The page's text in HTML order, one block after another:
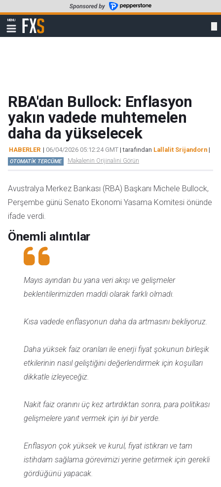
to
main
content
MENU
Show
navigation
FXStreet
RBA'dan Bullock: Enflasyon
yakın vadede muhtemelen
daha da yükselecek
HABERLER | 06/04/2026 05:12:24 GMT | tarafından Lallalit Srijandorn |
OTOMATİK TERCÜME Makalenin Orijinalini Görün
Avustralya Merkez Bankası (RBA) Başkanı Michele Bullock,
Perşembe günü Senato Ekonomi Yasama Komitesi önünde
ifade verdi.
Önemli alıntılar
Mayıs ayından bu yana veri akışı ve gelişmeler
beklentilerimizden maddi olarak farklı olmadı.
Kısa vadede enflasyonun daha da artmasını bekliyoruz.
Daha yüksek faiz oranları ile enerji fiyat şokunun birleşik
etkilerinin nasıl geliştiğini değerlendirmek için koşulları
dikkatle izleyeceğiz.
Nakit faiz oranını üç kez artırdıktan sonra, para politikası
gelişmelere yanıt vermek için iyi bir yerde.
Enflasyon çok yüksek ve kurul, fiyat istikrarı ve tam
istihdam sağlama görevimizi yerine getirmek için gerekli
gördüğünü yapacak.